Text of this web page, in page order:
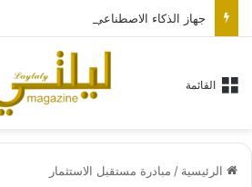
القائمة
الرئيسية / مبادرة مستقبل الاستثمار